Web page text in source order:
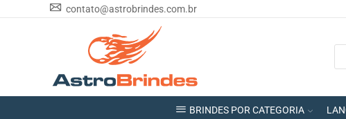
contato@astrobrindes.com.br
BRINDES POR CATEGORIA